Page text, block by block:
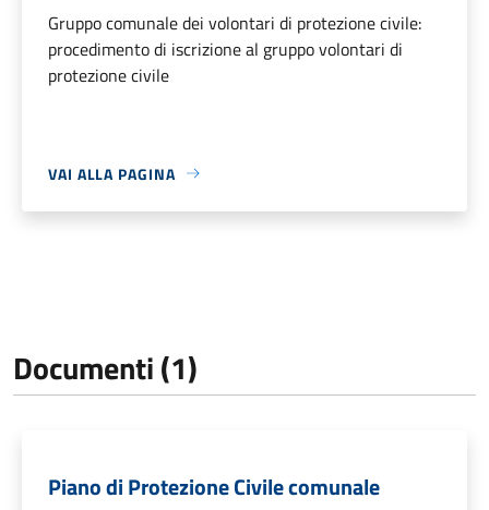
Gruppo comunale dei volontari di protezione civile:
procedimento di iscrizione al gruppo volontari di
protezione civile
VAI ALLA PAGINA
Documenti (1)
Piano di Protezione Civile comunale